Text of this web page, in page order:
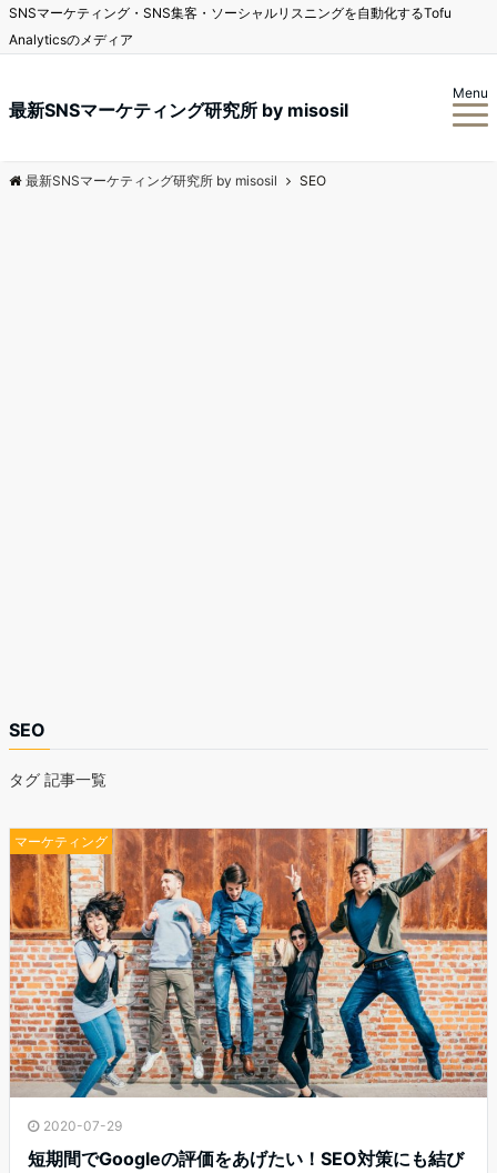
SNSマーケティング・SNS集客・ソーシャルリスニングを自動化するTofu
Analyticsのメディア
最新SNSマーケティング研究所 by misosil
Menu
最新SNSマーケティング研究所 by misosil SEO
SEO
タグ 記事一覧
マーケティング
2020-07-29
短期間でGoogleの評価をあげたい！SEO対策にも結び